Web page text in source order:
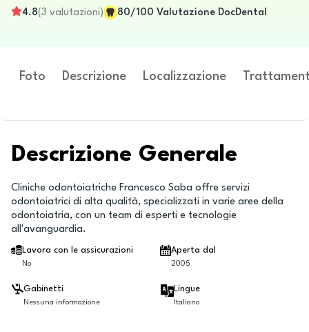
4.8(3 valutazioni) 80/100 Valutazione DocDental
Foto Descrizione Localizzazione
Descrizione Generale
Cliniche odontoiatriche Francesco Saba offre servizi
odontoiatrici di alta qualità, specializzati in varie aree della
odontoiatria, con un team di esperti e tecnologie
all'avanguardia.
Lavora con le assicurazioni
No
Aperta dal
2005
Gabinetti
Nessuna informazione
Lingue
Italiano